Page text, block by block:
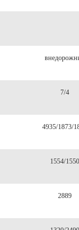
7/4
4935/1873/
1554/1550
2889